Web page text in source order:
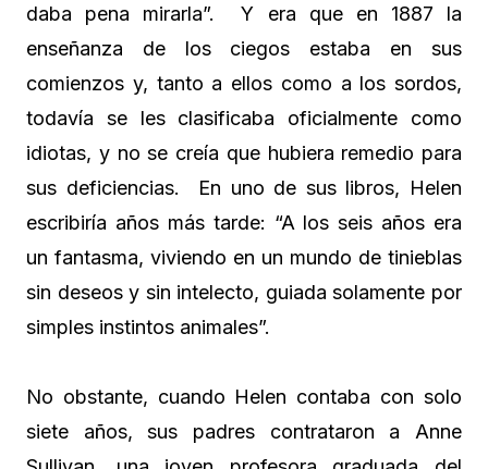
daba pena mirarla”. Y era que en 1887 la
enseñanza de los ciegos estaba en sus
comienzos y, tanto a ellos como a los sordos,
todavía se les clasificaba oficialmente como
idiotas, y no se creía que hubiera remedio para
sus deficiencias. En uno de sus libros, Helen
escribiría años más tarde: “A los seis años era
un fantasma, viviendo en un mundo de tinieblas
sin deseos y sin intelecto, guiada solamente por
simples instintos animales”.
No obstante, cuando Helen contaba con solo
siete años, sus padres contrataron a Anne